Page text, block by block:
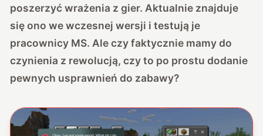
poszerzyć wrażenia z gier. Aktualnie znajduje
się ono we wczesnej wersji i testują je
pracownicy MS. Ale czy faktycznie mamy do
czynienia z rewolucją, czy to po prostu dodanie
pewnych usprawnień do zabawy?